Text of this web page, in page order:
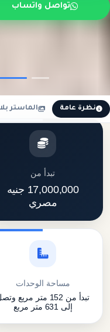
تواصل واتساب
نظرة عامة الماستر
تبدأ من
17,000,000 جنيه
مصري
مساحة الوحدات
تبدأ من 152 متر مربع
إلى 631 متر مربع